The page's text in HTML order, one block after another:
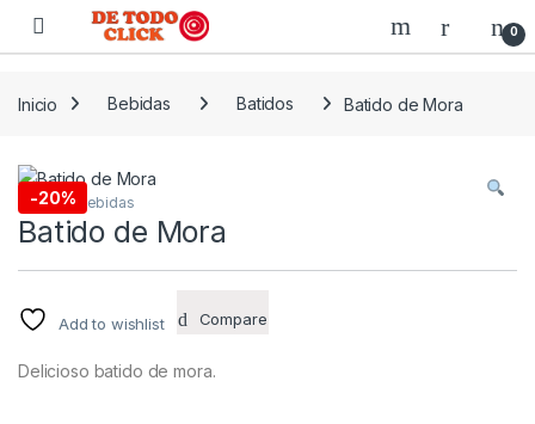
Saltar a Navegar
Saltar al contenido
0
Inicio Bebidas Batidos Batido de Mora
-20%
Batidos, Bebidas
Batido de Mora
Add to wishlist Compare
Delicioso batido de mora.